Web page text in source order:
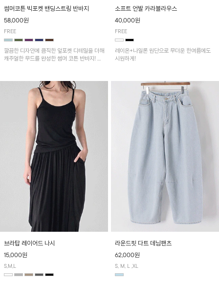
썸머코튼 빅포켓 밴딩스트링 반바지
58,000원
FREE
깔끔한 디자인에 큼직한 앞포켓 디테일을 더해
캐주얼한 무드를 완성한 썸머 코튼 반바지! 허
일리 하게 활용하기 좋아요~
소프트 언발 카라블라우스
40,000원
FREE
레이온+나일론 원단으로 무더운 한여름에도
시원하게!
브라탑 레이어드 나시
15,000원
S,M,L
라운드핏 다트 데님팬츠
62,000원
S, M, L ,XL